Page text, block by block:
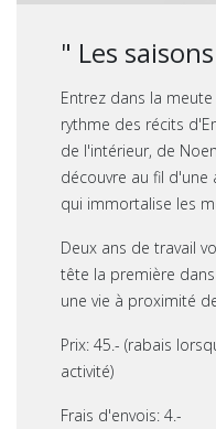
" Les
Entrez dans la
rythme des récits
de l'intérieur, de
découvre au fil d'une
qui immortalise les
Deux ans de travail
tête la première
une vie à proximité
Prix: 45.- (rabais
activité)
Frais d'envois: 4.-